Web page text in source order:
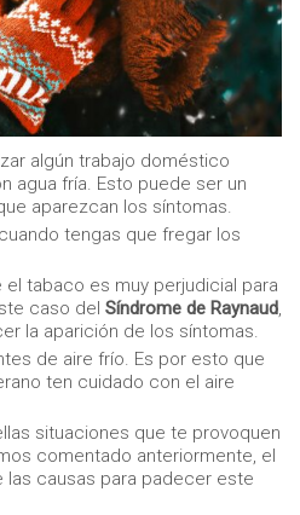
algún trabajo doméstico
agua fría. Esto puede ser un
aparezcan los síntomas.
tengas que fregar los
tabaco es muy perjudicial para
caso del Síndrome de Raynaud,
la aparición de los síntomas.
de aire frío. Es por esto que
ten cuidado con el aire
situaciones que te provoquen
comentado anteriormente, el
las causas para padecer este